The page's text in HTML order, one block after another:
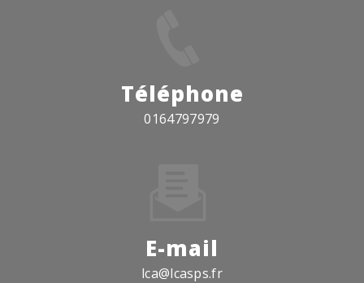
Téléphone
0164797979
E-mail
lca@lcasps.fr